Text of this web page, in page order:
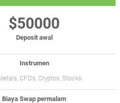
awal
Cryptos, Stocks
permalam